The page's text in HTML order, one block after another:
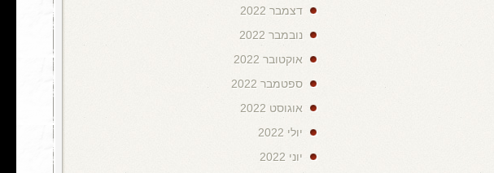
דצמבר 2022
נובמבר 2022
אוקטובר 2022
ספטמבר 2022
אוגוסט 2022
יולי 2022
יוני 2022